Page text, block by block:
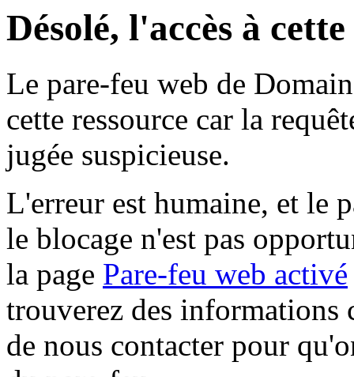
Désolé, l'accès à
Le pare-feu web de
cette ressource car la
jugée suspicieuse.
L'erreur est humaine, et le
le blocage n'est pas
la page Pare-feu web activé
trouverez des informations
de nous contacter pour